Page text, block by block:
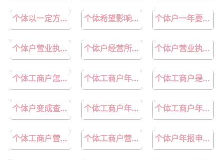
个体以一定方式去影响他人对自己的印象是 个体希望影响和控制他人的心理倾向称为 个体户一年要交多少税
个体户营业执照注销 个体户经营所得税税率 个体户营业执照怎么注销
个体工商户怎么交社保 个体工商户年报登录入口 个体工商户是什么意思
个体户变成查账征收怎么办 个体工商户年度申报 个体工商户年报怎么申报
个体工商户营业执照需要年检吗 个体工商户营业执照年审入口 个体户年报申报流程